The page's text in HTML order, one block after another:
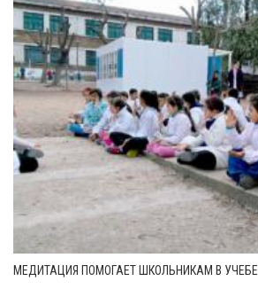
МЕДИТАЦИЯ ПОМОГАЕТ ШКОЛЬНИКАМ В УЧЕБЕ